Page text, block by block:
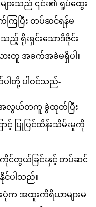
များသည် ၎င်း၏ ရှုပ်ထွေး
ြပြီး တပ်ဆင်ရန်မ
ရိုးရှင်းသောဒီဇိုင်း
ားတူ အခက်အခဲမရှိပါ။
ပါတို့ ပါဝင်သည်-
အလွယ်တကူ ခွဲထုတ်ပြီး
င့် ပြုပြင်ထိန်းသိမ်းမှုကို
င့် ကိုင်တွယ်ခြင်းနှင့် တပ်ဆင်
ပါသည်။
က အထူးကိရိယာများမ